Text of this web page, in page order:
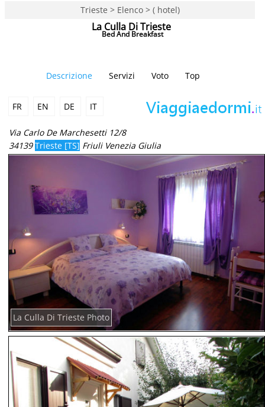
Trieste > Elenco > ( hotel)
La Culla Di Trieste
Bed And Breakfast
Descrizione Servizi Voto Top
FR EN DE IT
Via Carlo De Marchesetti 12/8
34139Trieste [TS] Friuli Venezia Giulia
La Culla Di Trieste Photo